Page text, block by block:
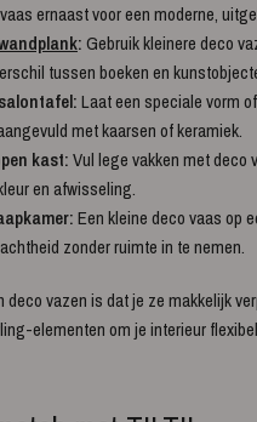
ernaast voor een moderne,
:Gebruik kleinere deco
tussen boeken en
Laat een speciale vorm
met kaarsen of keramiek.
kast:Vul lege vakken met deco
en afwisseling.
Een kleine deco vaas op
zonder ruimte in te nemen.
deco vazen is dat je ze makkelijk
elementen om je interieur